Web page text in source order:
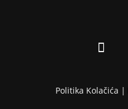
Politika Kolačića |